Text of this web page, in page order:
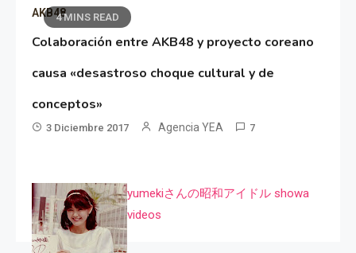
4 MINS READ
AKB48
Colaboración entre AKB48 y proyecto coreano
causa «desastroso choque cultural y de
conceptos»
3 Diciembre 2017 Agencia YEA 7
yumekiさんの昭和アイドル showa
videos